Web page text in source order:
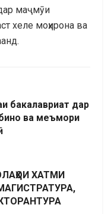
маҷмӯи
хеле моҳирона ва
бакалавриат дар
ва меъмори
ХАТМИ